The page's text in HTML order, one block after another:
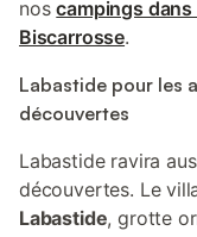
noscampings dans
Biscarrosse.
Labastide pour les
découvertes
Labastide ravira
découvertes. Le
Labastide, grotte